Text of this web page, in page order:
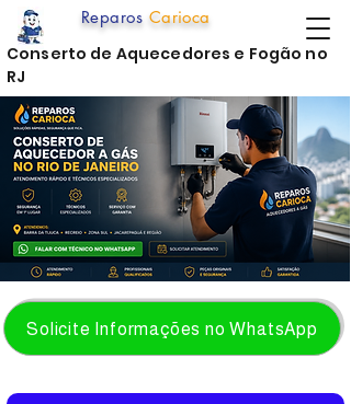
Solicite Informações no WhatsApp
Reparos Carioca
Conserto de Aquecedores e Fogão no
RJ